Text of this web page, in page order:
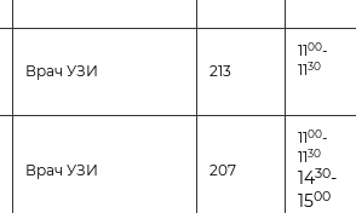
Врач УЗИ 213
1100-
1130
Врач УЗИ 207
1100-
1130
1430-
1500